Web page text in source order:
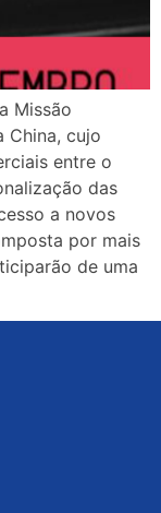
Missão
China, cujo
entre o
das
a novos
por mais
de uma